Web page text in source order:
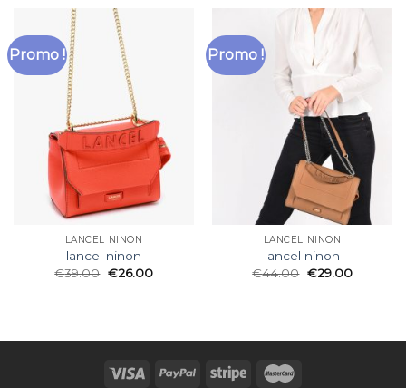
Promo !
LANCEL NINON
lancel ninon
€39.00 €26.00
Promo !
LANCEL NINON
lancel ninon
€44.00 €29.00